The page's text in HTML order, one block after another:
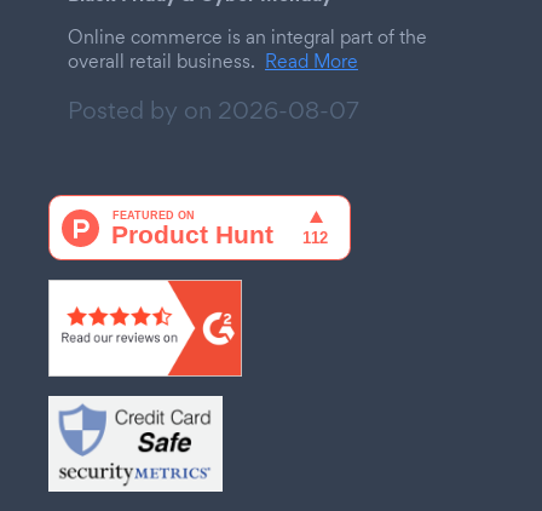
Online commerce is an integral part of the
overall retail business. Read More
Posted by on 2026-08-07